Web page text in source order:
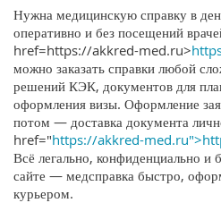
Нужна медицинскую справку в
оперативно и без посещений
href=https://akkred-med.ru>
можно заказать справки любой
решений КЭК, документов для
оформления визы. Оформление
потом — доставка документа
href="https://akkred-
Всё легально, конфиденциально и
сайте — медсправка быстро,
курьером.